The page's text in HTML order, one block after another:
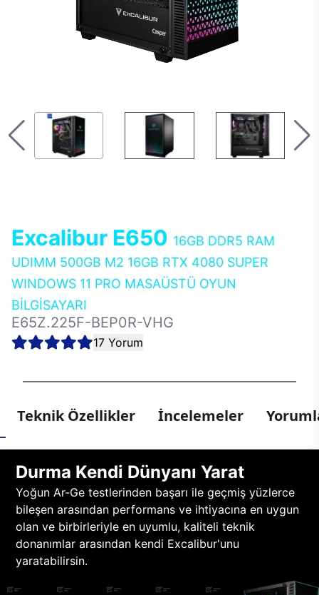
Excalibur E650 16GB DDR5 RAM
UDIMM 500GB M2 16GB RTX 4080 SUPER
WINDOWS 11 PRO MASAÜSTÜ OYUN
BİLGİSAYARI
E65Z.225F-BEP0R-VHG
17 Yorum
Teknik Özellikler İncelemeler
Durma Kendi Dünyanı Yarat
Yoğun Ar-Ge testlerinden başarı ile geçmiş yüzlerce
bileşen arasından performans ve ihtiyacına en uygun
olan ve birbirleriyle en uyumlu, kaliteli teknik
donanımlar arasından kendi Excalibur'unu
yaratabilirsin.